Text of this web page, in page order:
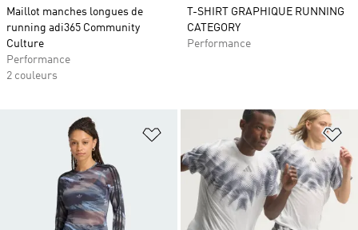
Maillot manches longues de
running adi365 Community
Culture
Performance
2 couleurs
T-SHIRT GRAPHIQUE RUNNING
CATEGORY
Performance
Ajouter à la Liste de produits